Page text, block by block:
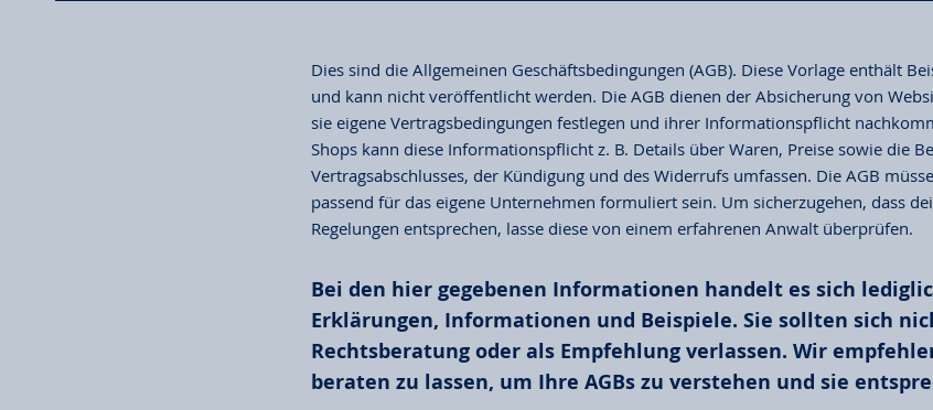
Dies sind die Allgemeinen Geschäftsbedingungen (AGB). Diese Vorlage enthält
und kann nicht veröffentlicht werden. Die AGB dienen der Absicherung von
sie eigene Vertragsbedingungen festlegen und ihrer Informationspflicht
Shops kann diese Informationspflicht z. B. Details über Waren, Preise sowie die
Vertragsabschlusses, der Kündigung und des Widerrufs umfassen. Die AGB
passend für das eigene Unternehmen formuliert sein. Um sicherzugehen, dass
Regelungen entsprechen, lasse diese von einem erfahrenen Anwalt überprüfen.
Bei den hier gegebenen Informationen handelt es sich
Erklärungen, Informationen und Beispiele. Sie sollten sich
Rechtsberatung oder als Empfehlung verlassen. Wir
beraten zu lassen, um Ihre AGBs zu verstehen und sie